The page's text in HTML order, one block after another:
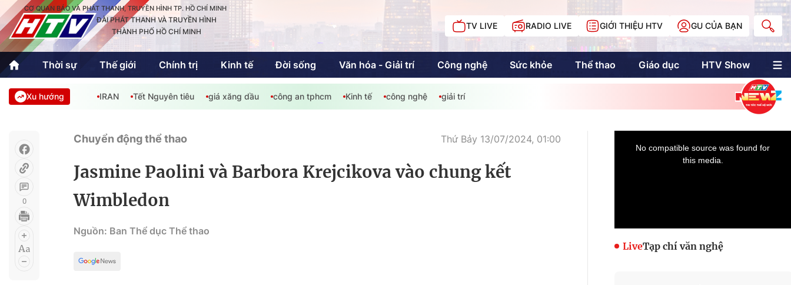
CƠ QUAN BÁO VÀ PHÁT THANH, TRUYỀN HÌNH TP. HỒ CHÍ MINH
ĐÀI PHÁT THANH VÀ TRUYỀN HÌNH
THÀNH PHỐ HỒ CHÍ MINH
TV LIVE RADIO LIVE GIỚI THIỆU HTV GU CỦA BẠN
Thời sự Thế giới Chính trị Kinh tế Đời sống Văn hóa - Giải trí Công nghệ Sức khỏe Thể thao Giáo dục HTV Show
Thời sự
Thể thao
Quốc tế
Văn hóa - Giải trí
Giáo dục Kinh tế
An Sinh
Công nghệ
Multimedia
Multiform
Doanh nhân Sài
Gòn
Xu hướng IRAN Tết Nguyên tiêu giá xăng dầu công an tphcm Kinh tế công nghệ giải trí
0
Chuyển động thể thao Thứ Bảy 13/07/2024, 01:00
Jasmine Paolini và Barbora Krejcikova vào chung kết
Wimbledon
Nguồn: Ban Thể dục Thể thao
LiveTạp chí văn nghệ